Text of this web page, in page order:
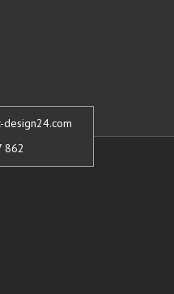
design24.com
862